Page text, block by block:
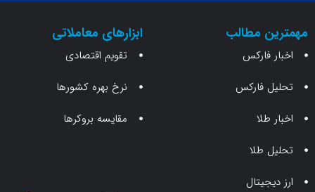
مطالب
فارکس
فارکس
ابزارهای معاملاتی
تقویم اقتصادی
نرخ بهره کشورها
مقایسه بروکرها